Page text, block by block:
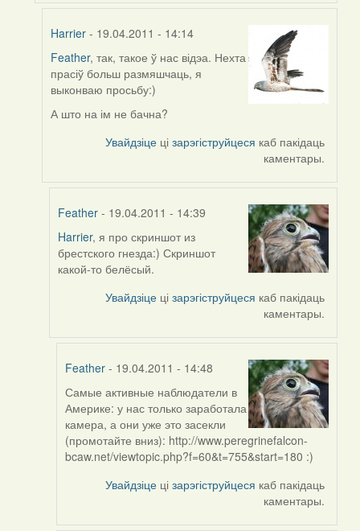
Harrier - 19.04.2011 - 14:14
In
reply
to
by
Feather, так, такое ў нас відэа. Нехта
прасіў больш размяшчаць, я
выконваю просьбу:)
А што на ім не бачна?
Увайдзіце цізарэгіструйцеся каб пакідаць
каментары.
Feather - 19.04.2011 - 14:39
In
reply
to
Harrier, я про скриншот из
брестского гнезда:) Скриншот
какой-то белёсый.
Увайдзіце цізарэгіструйцеся каб пакідаць
каментары.
Feather - 19.04.2011 - 14:48
In
reply
to
by
Feather
Самые активные наблюдатели в
Америке: у нас только заработала
камера, а они уже это засекли
(промотайте вниз): http://www.peregrinefalcon-
bcaw.net/viewtopic.php?f=60&t=755&start=180 :)
Увайдзіце цізарэгіструйцеся каб пакідаць
каментары.